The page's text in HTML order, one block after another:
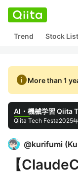
Trend Stock List
infoMore than 1
AI・機械学習 Qiita
Qiita Tech Festa2025
@kurifumi (
【